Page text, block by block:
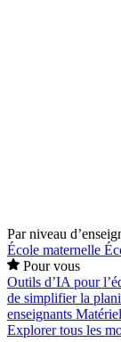
Par niveau
École maternelle
Pour vous
Outils d’IA pour
de simplifier la
enseignants
Explorer tous les